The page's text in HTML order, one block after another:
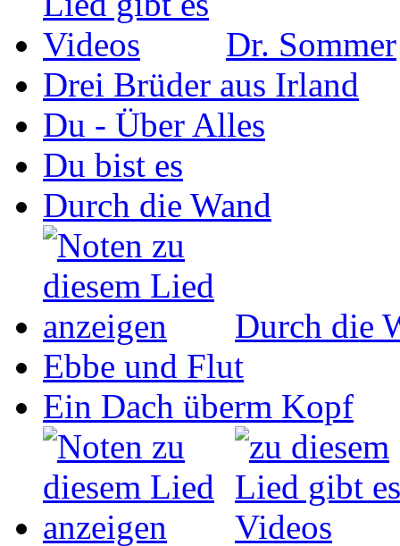
Dr. Sommer
Drei Brüder aus Irland
Du - Über Alles
Du bist es
Durch die Wand
Durch die
Ebbe und Flut
Ein Dach überm Kopf